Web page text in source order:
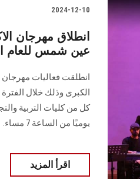
2024-12-10
انطلاق مهرجان
عين شمس للعام الجامعي
انطلقت فعاليات مهرجان
الكبرى ‏وذلك خلال
كل من كليات ‏التربية
يوميًا من الساعة 7 ‏مساء.‏
اقرأ المزيد